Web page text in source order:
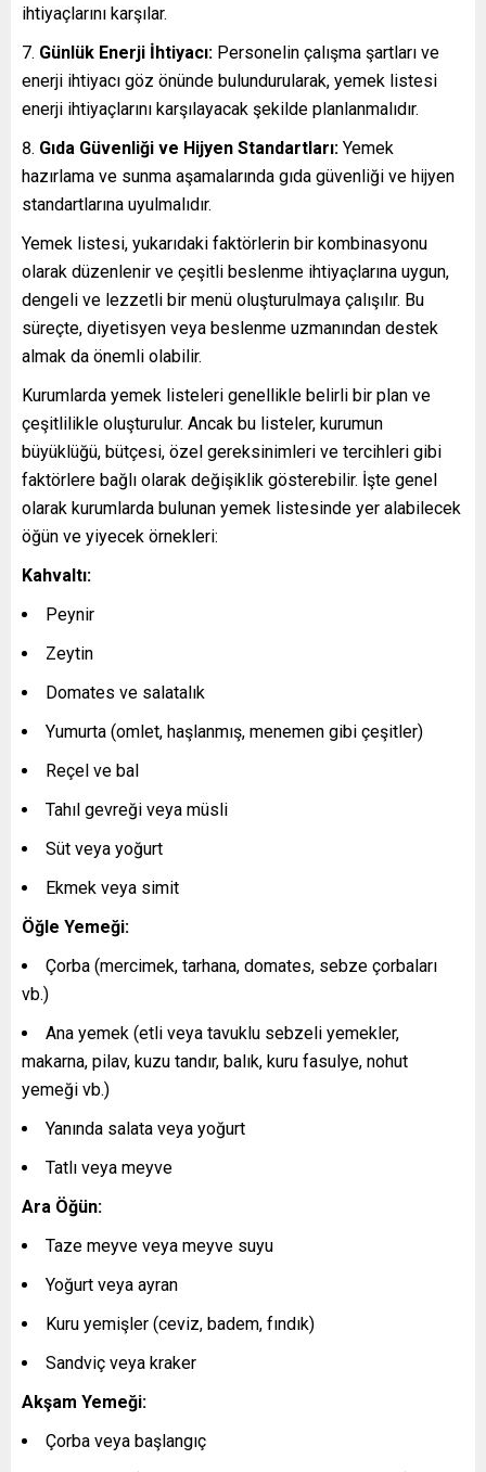
ihtiyaçlarını karşılar.
Günlük Enerji İhtiyacı: Personelin çalışma şartları ve
enerji ihtiyacı göz önünde bulundurularak, yemek listesi
enerji ihtiyaçlarını karşılayacak şekilde planlanmalıdır.
Gıda Güvenliği ve Hijyen Standartları: Yemek
hazırlama ve sunma aşamalarında gıda güvenliği ve hijyen
standartlarına uyulmalıdır.
Yemek listesi, yukarıdaki faktörlerin bir kombinasyonu
olarak düzenlenir ve çeşitli beslenme ihtiyaçlarına uygun,
dengeli ve lezzetli bir menü oluşturulmaya çalışılır. Bu
süreçte, diyetisyen veya beslenme uzmanından destek
almak da önemli olabilir.
Kurumlarda yemek listeleri genellikle belirli bir plan ve
çeşitlilikle oluşturulur. Ancak bu listeler, kurumun
büyüklüğü, bütçesi, özel gereksinimleri ve tercihleri gibi
faktörlere bağlı olarak değişiklik gösterebilir. İşte genel
olarak kurumlarda bulunan yemek listesinde yer alabilecek
öğün ve yiyecek örnekleri:
Kahvaltı:
Peynir
Zeytin
Domates ve salatalık
Yumurta (omlet, haşlanmış, menemen gibi çeşitler)
Reçel ve bal
Tahıl gevreği veya müsli
Süt veya yoğurt
Ekmek veya simit
Öğle Yemeği:
Çorba (mercimek, tarhana, domates, sebze çorbaları
vb.)
Ana yemek (etli veya tavuklu sebzeli yemekler,
makarna, pilav, kuzu tandır, balık, kuru fasulye, nohut
yemeği vb.)
Yanında salata veya yoğurt
Tatlı veya meyve
Ara Öğün:
Taze meyve veya meyve suyu
Yoğurt veya ayran
Kuru yemişler (ceviz, badem, fındık)
Sandviç veya kraker
Akşam Yemeği:
Çorba veya başlangıç